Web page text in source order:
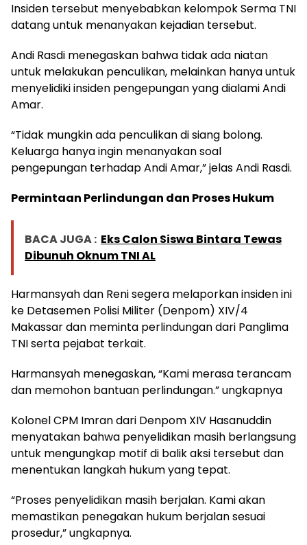
Insiden tersebut menyebabkan kelompok Serma TNI
datang untuk menanyakan kejadian tersebut.
Andi Rasdi menegaskan bahwa tidak ada niatan
untuk melakukan penculikan, melainkan hanya untuk
menyelidiki insiden pengepungan yang dialami Andi
Amar.
“Tidak mungkin ada penculikan di siang bolong.
Keluarga hanya ingin menanyakan soal
pengepungan terhadap Andi Amar,” jelas Andi Rasdi.
Permintaan Perlindungan dan Proses Hukum
BACA JUGA : Eks Calon Siswa Bintara Tewas
Dibunuh Oknum TNI AL
Harmansyah dan Reni segera melaporkan insiden ini
ke Detasemen Polisi Militer (Denpom) XIV/4
Makassar dan meminta perlindungan dari Panglima
TNI serta pejabat terkait.
Harmansyah menegaskan, “Kami merasa terancam
dan memohon bantuan perlindungan.” ungkapnya
Kolonel CPM Imran dari Denpom XIV Hasanuddin
menyatakan bahwa penyelidikan masih berlangsung
untuk mengungkap motif di balik aksi tersebut dan
menentukan langkah hukum yang tepat.
“Proses penyelidikan masih berjalan. Kami akan
memastikan penegakan hukum berjalan sesuai
prosedur,” ungkapnya.